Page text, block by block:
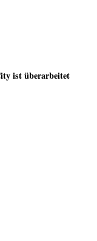
ist überarbeitet